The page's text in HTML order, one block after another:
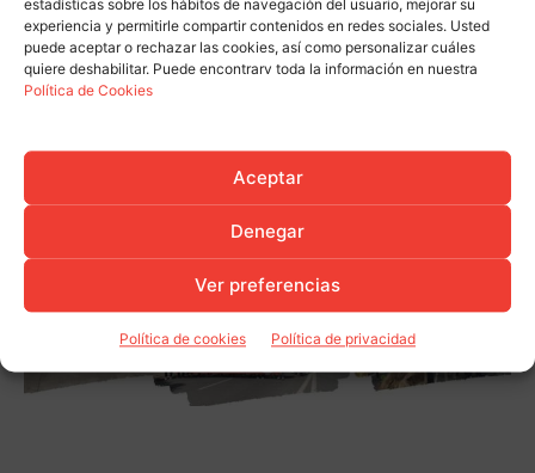
estadísticas sobre los hábitos de navegación del usuario, mejorar su
experiencia y permitirle compartir contenidos en redes sociales. Usted
puede aceptar o rechazar las cookies, así como personalizar cuáles
quiere deshabilitar. Puede encontrarv toda la información en nuestra
Política de Cookies
Aceptar
Denegar
Ver preferencias
Política de cookies Política de privacidad